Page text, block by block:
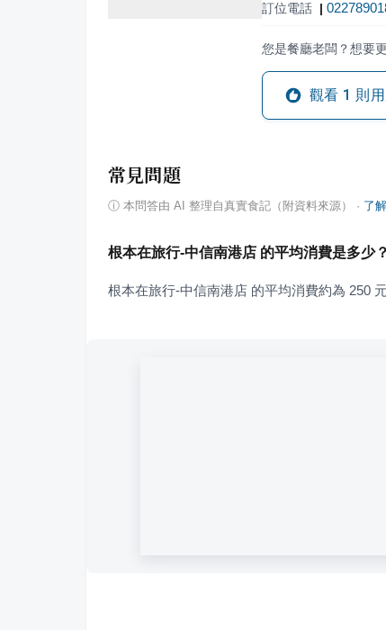
訂位電話 |
您是餐廳老闆？想要
觀看 1 則
常見問題
ⓘ 本問答由 AI 整理自真實食記（附資料來源） · 了
根本在旅行-中信南港店 的平均消費是多少？
根本在旅行-中信南港店 的平均消費約為 250 元